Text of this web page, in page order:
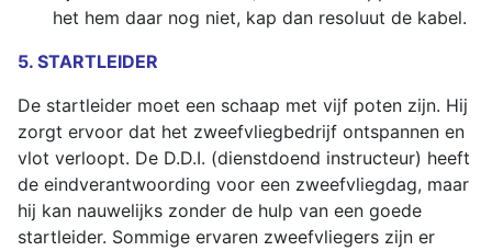
het hem daar nog niet, kap dan resoluut de kabel.
5. STARTLEIDER
De startleider moet een schaap met vijf poten zijn. Hij
zorgt ervoor dat het zweefvliegbedrijf ontspannen en
vlot verloopt. De D.D.I. (dienstdoend instructeur) heeft
de eindverantwoording voor een zweefvliegdag, maar
hij kan nauwelijks zonder de hulp van een goede
startleider. Sommige ervaren zweefvliegers zijn er